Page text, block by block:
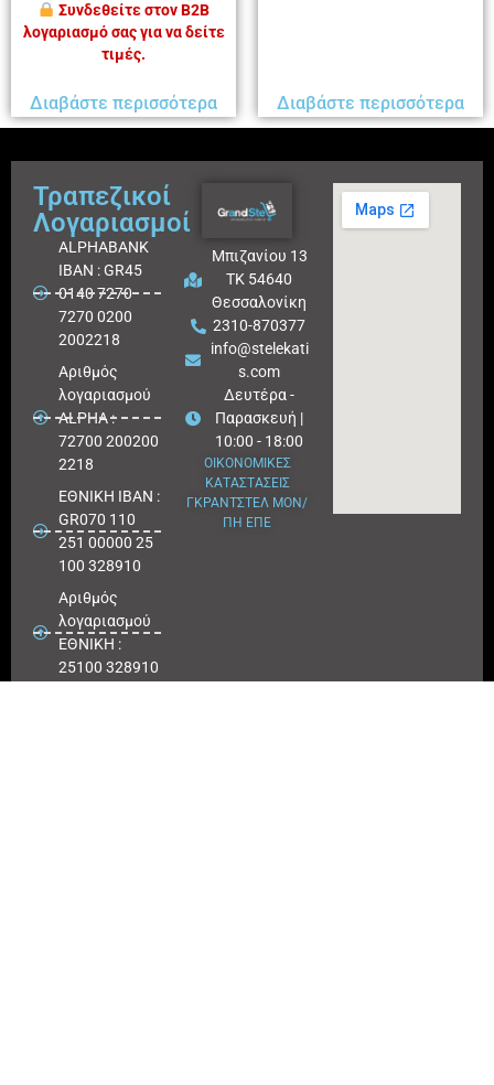
Συνδεθείτε στον B2B
λογαριασμό σας για να δείτε
τιμές.
Διαβάστε περισσότερα Διαβάστε περισσότερα
Τραπεζικοί
Λογαριασμοί
ALPHABANK
IBAN : GR45
0140 7270
7270 0200
2002218
Aριθμός
λογαριασμού
ALPHA :
72700 200200
2218
ΕΘΝΙΚΗ ΙΒΑΝ :
GR070 110
251 00000 25
100 328910
Αριθμός
λογαριασμού
ΕΘΝΙΚΗ :
25100 328910
Μπιζανίου 13
ΤΚ 54640
Θεσσαλονίκη
2310-870377
info@stelekati
s.com
Δευτέρα -
Παρασκευή |
10:00 - 18:00
ΟΙΚΟΝΟΜΙΚΕΣ
ΚΑΤΑΣΤΑΣΕΙΣ
ΓΚΡΑΝΤΣΤΕΛ ΜΟΝ/
ΠΗ ΕΠΕ